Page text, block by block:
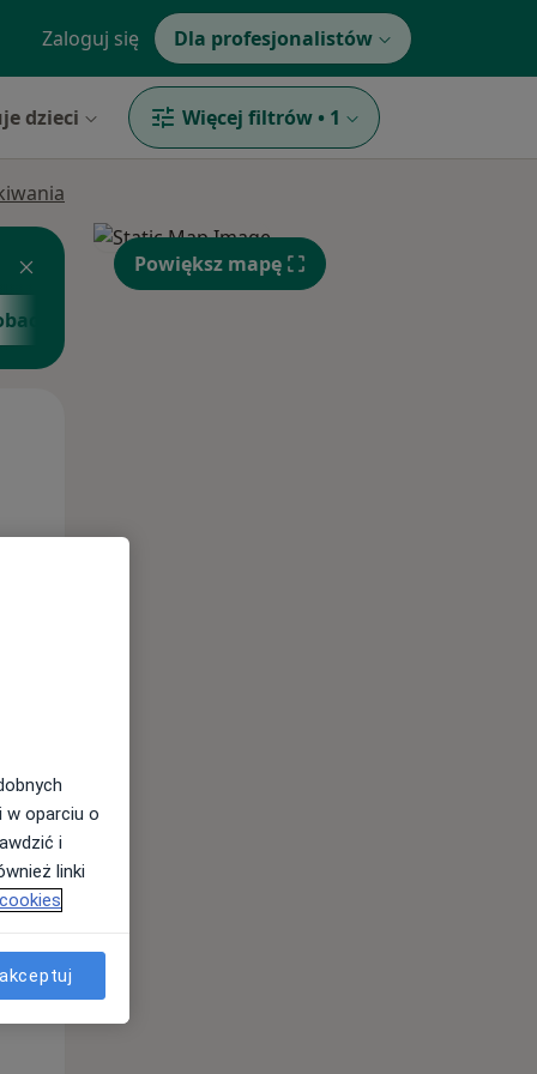
Zaloguj się Dla profesjonalistów
dzieci Więcej filtrów • 1
więcej
Wt,
11 Sie
Powiększ mapę
w oparciu o
i
linki